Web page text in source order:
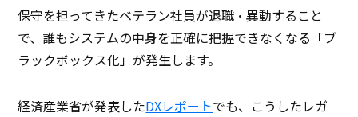
保守を担ってきたベテラン社員が退職・異動すること
で、誰もシステムの中身を正確に把握できなくなる「ブ
ラックボックス化」が発生します。
経済産業省が発表したDXレポートでも、こうしたレガ